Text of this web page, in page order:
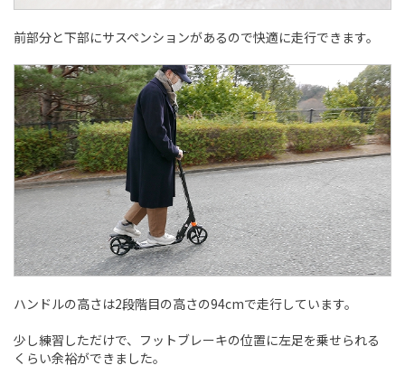
前部分と下部にサスペンションがあるので快適に走行できます。
ハンドルの高さは2段階目の高さの94cmで走行しています。
少し練習しただけで、フットブレーキの位置に左足を乗せられる
くらい余裕ができました。